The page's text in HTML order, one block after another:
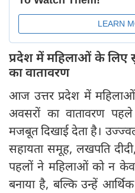
प्रदेश में महिलाओं के लिए
का वातावरण
आज उत्तर प्रदेश में
अवसरों का वातावरण
मजबूत दिखाई देता है।
सहायता समूह, लखपति
पहलों ने महिलाओं को न
बनाया है, बल्कि उन्हें